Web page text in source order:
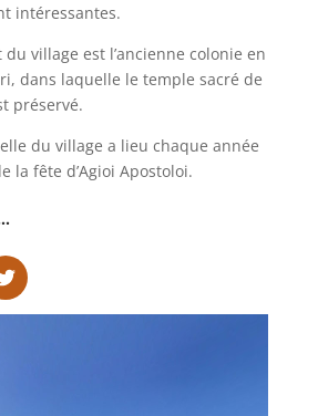
intéressantes.
village est l’ancienne colonie en
dans laquelle le temple sacré de
préservé.
du village a lieu chaque année
la fête d’Agioi Apostoloi.